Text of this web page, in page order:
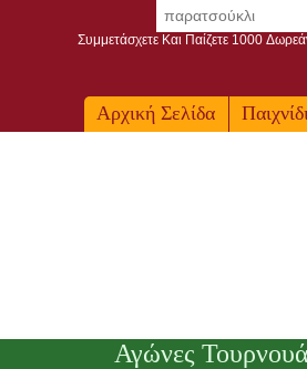
Αρχική Σελίδα
Συμμετάσχετε Και Παίζετε 1000
Αγώνες Τουρνουά